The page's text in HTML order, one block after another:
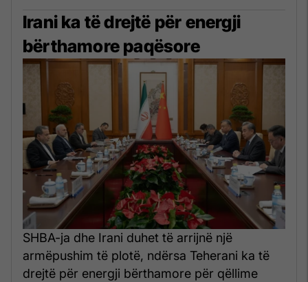
Irani ka të drejtë për energji
bërthamore paqësore
SHBA-ja dhe Irani duhet të arrijnë një
armëpushim të plotë, ndërsa Teherani ka të
drejtë për energji bërthamore për qëllime